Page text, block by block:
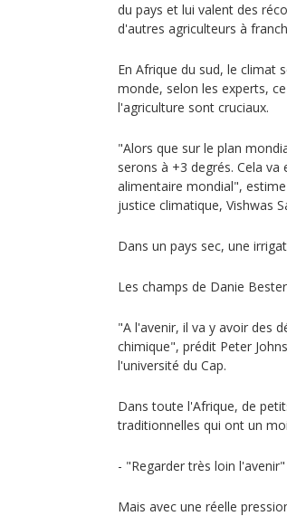
du pays et lui valent des
d'autres agriculteurs à
En Afrique du sud, le climat
monde, selon les experts,
l'agriculture sont cruciaux.
"Alors que sur le plan
serons à +3 degrés. Cela
alimentaire mondial",
justice climatique, Vishwas
Dans un pays sec, une
Les champs de Danie
"A l'avenir, il va y avoir des
chimique", prédit Peter
l'université du Cap.
Dans toute l'Afrique, de
traditionnelles qui ont un
- "Regarder très loin
Mais avec une réelle